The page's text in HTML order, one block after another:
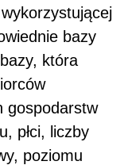
bazy
która
gospodarstw
płci, liczby
poziomu